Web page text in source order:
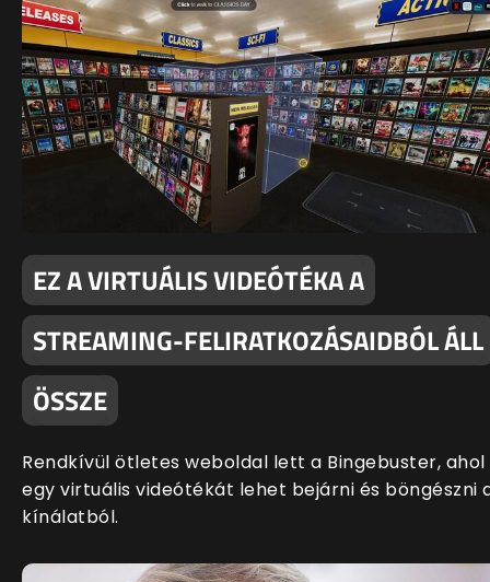
EZ A VIRTUÁLIS VIDEÓTÉKA A
STREAMING-FELIRATKOZÁSAIDBÓL ÁLL
ÖSSZE
Rendkívül ötletes weboldal lett a Bingebuster, ahol
egy virtuális videótékát lehet bejárni és böngészni
kínálatból.